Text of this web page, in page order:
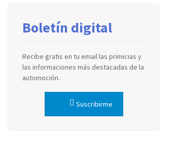
Boletín digital
Recibe gratis en tu email las primicias y
las informaciones más destacadas de la
automoción.
Suscribirme